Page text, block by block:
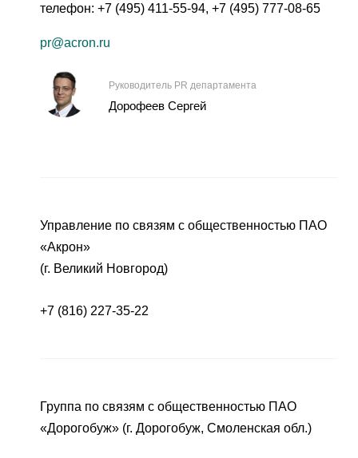
телефон: +7 (495) 411-55-94, +7 (495) 777-08-65
pr@acron.ru
Руководитель PR департамента
Дорофеев Сергей
Управление по связям с общественностью ПАО
«Акрон»
(г. Великий Новгород)
+7 (816) 227-35-22
Группа по связям с общественностью ПАО
«Дорогобуж» (г. Дорогобуж, Смоленская обл.)